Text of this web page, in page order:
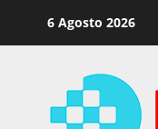
6 Agosto 2026